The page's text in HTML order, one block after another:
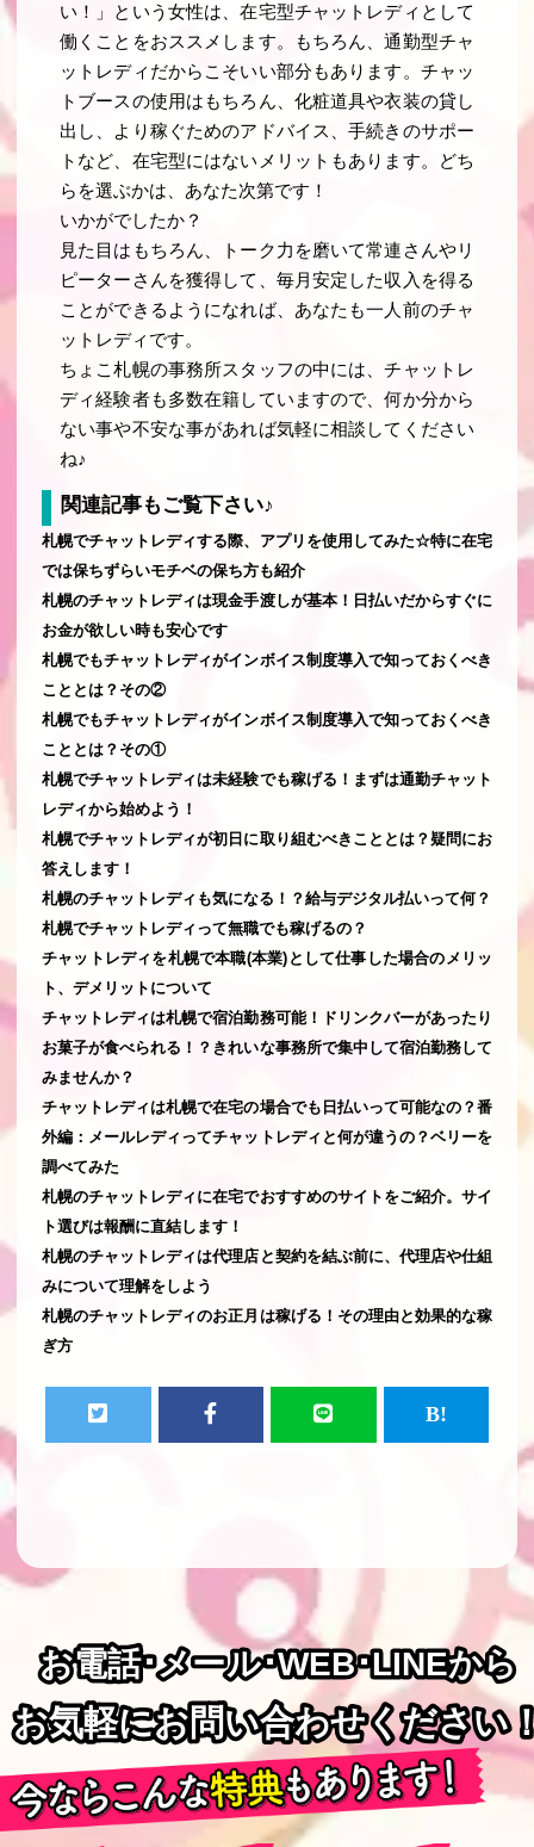
い！」という女性は、在宅型チャットレディとして
働くことをおススメします。もちろん、通勤型チャ
ットレディだからこそいい部分もあります。チャッ
トブースの使用はもちろん、化粧道具や衣装の貸し
出し、より稼ぐためのアドバイス、手続きのサポー
トなど、在宅型にはないメリットもあります。どち
らを選ぶかは、あなた次第です！
いかがでしたか？
見た目はもちろん、トーク力を磨いて常連さんやリ
ピーターさんを獲得して、毎月安定した収入を得る
ことができるようになれば、あなたも一人前のチャ
ットレディです。
ちょこ札幌の事務所スタッフの中には、チャットレ
ディ経験者も多数在籍していますので、何か分から
ない事や不安な事があれば気軽に相談してください
ね♪
関連記事もご覧下さい♪
札幌でチャットレディする際、アプリを使用してみた☆特に在宅
では保ちずらいモチベの保ち方も紹介
札幌のチャットレディは現金手渡しが基本！日払いだからすぐに
お金が欲しい時も安心です
札幌でもチャットレディがインボイス制度導入で知っておくべき
こととは？その②
札幌でもチャットレディがインボイス制度導入で知っておくべき
こととは？その①
札幌でチャットレディは未経験でも稼げる！まずは通勤チャット
レディから始めよう！
札幌でチャットレディが初日に取り組むべきこととは？疑問にお
答えします！
札幌のチャットレディも気になる！？給与デジタル払いって何？
札幌でチャットレディって無職でも稼げるの？
チャットレディを札幌で本職(本業)として仕事した場合のメリッ
ト、デメリットについて
チャットレディは札幌で宿泊勤務可能！ドリンクバーがあったり
お菓子が食べられる！？きれいな事務所で集中して宿泊勤務して
みませんか？
チャットレディは札幌で在宅の場合でも日払いって可能なの？番
外編：メールレディってチャットレディと何が違うの？ベリーを
調べてみた
札幌のチャットレディに在宅でおすすめのサイトをご紹介。サイ
ト選びは報酬に直結します！
札幌のチャットレディは代理店と契約を結ぶ前に、代理店や仕組
みについて理解をしよう
札幌のチャットレディのお正月は稼げる！その理由と効果的な稼
ぎ方
お電話･メール･WEB･LINEから
お電話･メール･WEB･LINEから
お気軽にお問い合わせください
お気軽にお問い合わせください